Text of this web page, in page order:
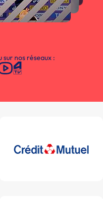
nos réseaux :